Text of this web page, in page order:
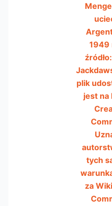
1949
plik
jest na
tych
za